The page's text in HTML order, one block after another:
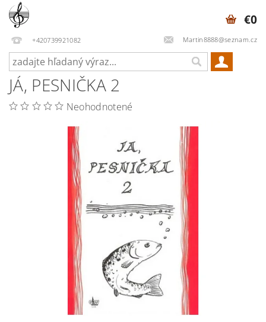
+420739921082 Martin8888@seznam.cz
€0
JÁ, PESNIČKA 2
Neohodnotené